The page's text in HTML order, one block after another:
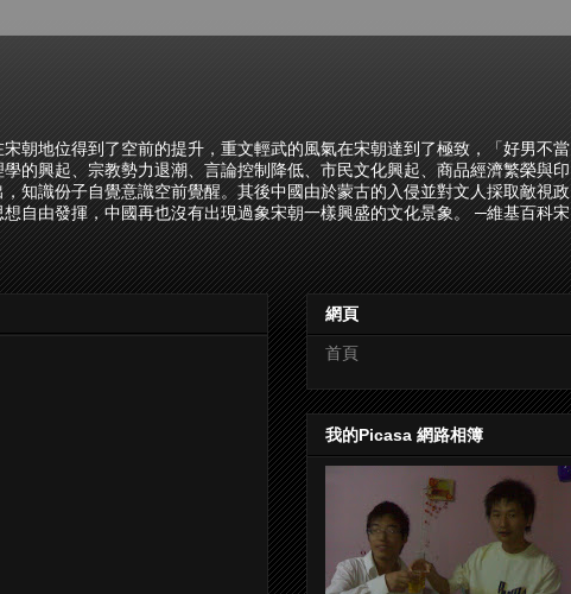
朝地位得到了空前的提升，重文輕武的風氣在宋朝達到了極致，「好男不當
的興起、宗教勢力退潮、言論控制降低、市民文化興起、商品經濟繁榮與印
知識份子自覺意識空前覺醒。其後中國由於蒙古的入侵並對文人採取敵視政
自由發揮，中國再也沒有出現過象宋朝一樣興盛的文化景象。 ─維基百科宋
網頁
首頁
我的Picasa 網路相簿